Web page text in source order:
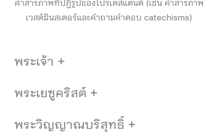
เวสต์มินสเตอร์และคำถามคำตอบ catechisms)
พระเจ้า +
พระเยซูคริสต์ +
พระวิญญาณบริสุทธิ์ +